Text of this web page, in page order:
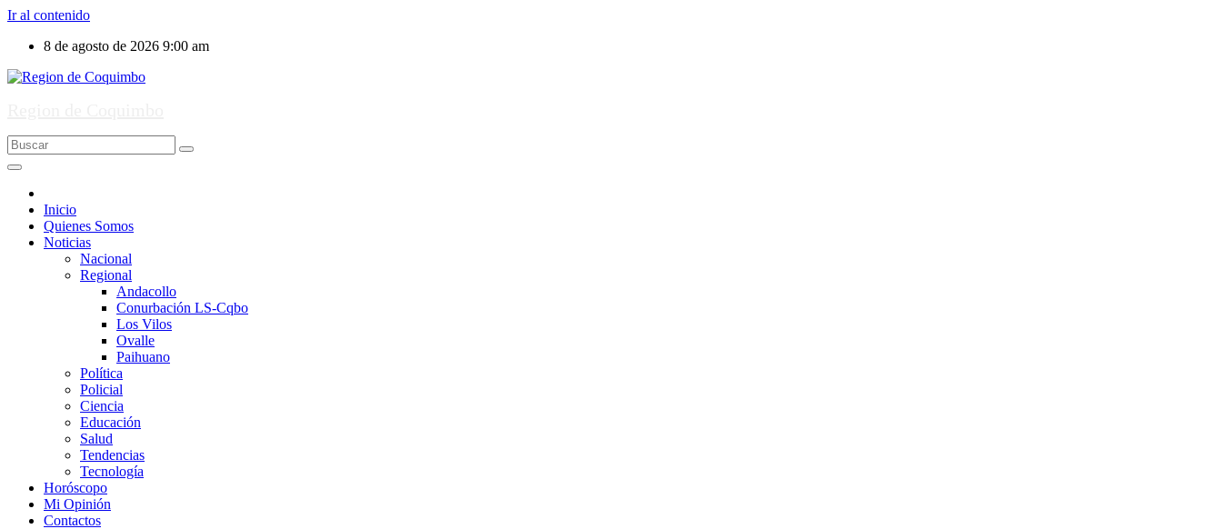
Ir al contenido
8 de agosto de 2026 9:00 am
Inicio
Quienes Somos
Noticias
Nacional
Regional
Andacollo
Conurbación LS-Cqbo
Los Vilos
Ovalle
Paihuano
Política
Policial
Ciencia
Educación
Salud
Tendencias
Tecnología
Horóscopo
Mi Opinión
Contactos